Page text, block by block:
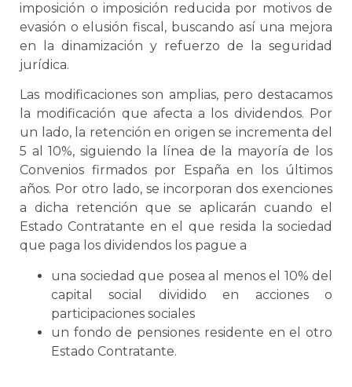
imposición o imposición reducida por motivos de
evasión o elusión fiscal, buscando así una mejora
en la dinamización y refuerzo de la seguridad
jurídica.
Las modificaciones son amplias, pero destacamos
la modificación que afecta a los dividendos. Por
un lado, la retención en origen se incrementa del
5 al 10%, siguiendo la línea de la mayoría de los
Convenios firmados por España en los últimos
años. Por otro lado, se incorporan dos exenciones
a dicha retención que se aplicarán cuando el
Estado Contratante en el que resida la sociedad
que paga los dividendos los pague a
una sociedad que posea al menos el 10% del
capital social dividido en acciones o
participaciones sociales
un fondo de pensiones residente en el otro
Estado Contratante.